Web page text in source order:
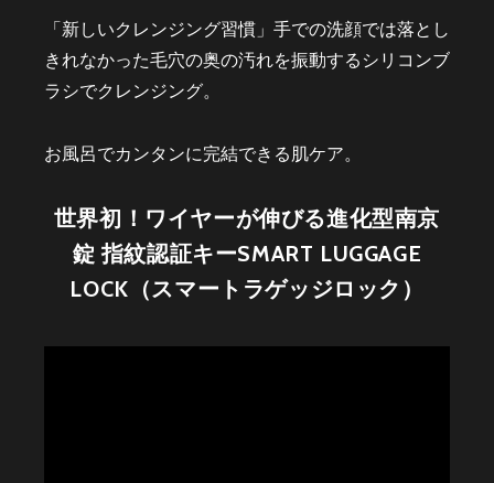
「新しいクレンジング習慣」手での洗顔では落とし
きれなかった毛穴の奥の汚れを振動するシリコンブ
ラシでクレンジング。
お風呂でカンタンに完結できる肌ケア。
世界初！ワイヤーが伸びる進化型南京
錠 指紋認証キーSMART LUGGAGE
LOCK（スマートラゲッジロック）